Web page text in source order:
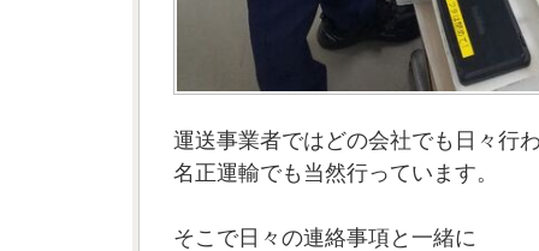
運送事業者ではどの会社でも日々行
名正運輸でも当然行っています。
そこで日々の連絡事項と一緒に